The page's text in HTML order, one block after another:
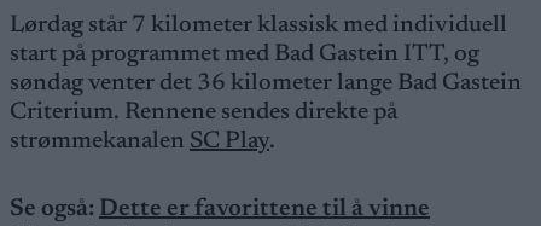
Lørdag står 7 kilometer klassisk med individuell
start på programmet med Bad Gastein ITT, og
søndag venter det 36 kilometer lange Bad Gastein
Criterium. Rennene sendes direkte på
strømmekanalen SC Play.
Se også: Dette er favorittene til å vinne